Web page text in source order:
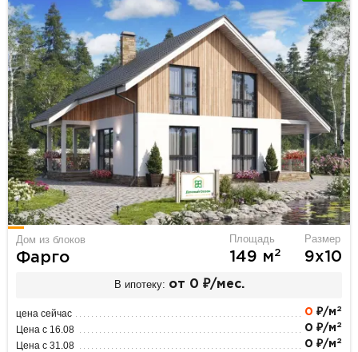
Дом из блоков
Фарго
Площадь
149 м2
Размер
9х10
В ипотеку: от 0 ₽/мес.
цена сейчас 0 ₽/м 2
Цена с 16.08 0 ₽/м 2
Цена с 31.08 0 ₽/м 2